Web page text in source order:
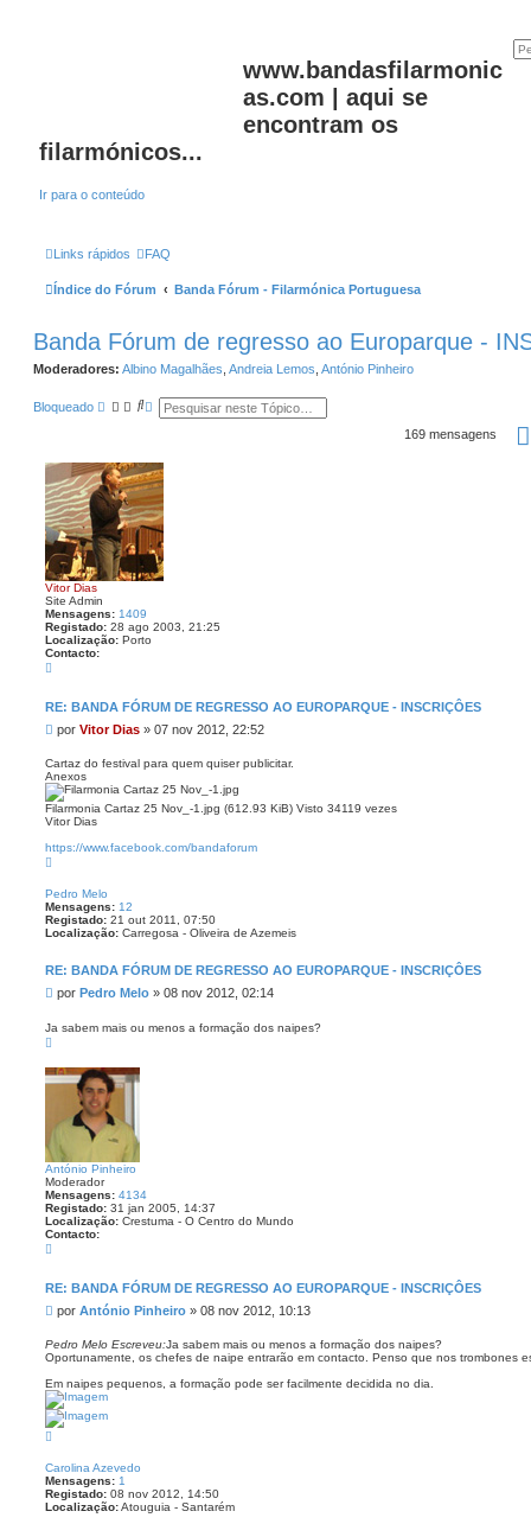
www.bandasfilarmonic
as.com | aqui se
encontram os
filarmónicos...
Ir para o conteúdo
Links rápidos FAQ
Índice do Fórum Banda Fórum - Filarmónica Portuguesa
Banda Fórum de regresso ao Europarque -
Moderadores: Albino Magalhães Andreia Lemos António Pinheiro
Bloqueado
P
u
i
s
a
r
P
u
i
s
a
a
v
a
n
ç
169 mensagens
Vitor Dias
Site Admin
Mensagens: 1409
Registado: 28 ago 2003, 21:25
Localização: Porto
Contacto:
t
c
V
i
t
o
r
i
RE: BANDA FÓRUM DE REGRESSO AO EUROPARQUE - INSCRIÇÔES
M
n
s
a
g
e
m
por Vitor Dias » 07 nov 2012, 22:52
Cartaz do festival para quem quiser publicitar.
Anexos
Filarmonia Cartaz 25 Nov_-1.jpg (612.93 KiB) Visto 34119 vezes
Vitor Dias
https://www.facebook.com/bandaforum
o
Pedro Melo
Mensagens: 12
Registado: 21 out 2011, 07:50
Localização: Carregosa - Oliveira de Azemeis
RE: BANDA FÓRUM DE REGRESSO AO EUROPARQUE - INSCRIÇÔES
M
n
g
por Pedro Melo » 08 nov 2012, 02:14
Ja sabem mais ou menos a formação dos naipes?
p
o
António Pinheiro
Moderador
Mensagens: 4134
Registado: 31 jan 2005, 14:37
Localização: Crestuma - O Centro do Mundo
Contacto:
t
c
A
n
ó
n
i
o
n
h
e
i
RE: BANDA FÓRUM DE REGRESSO AO EUROPARQUE - INSCRIÇÔES
M
n
s
g
e
m
por António Pinheiro » 08 nov 2012, 10:13
Pedro Melo Escreveu:Ja sabem mais ou menos a formação dos naipes?
Oportunamente, os chefes de naipe entrarão em contacto. Penso que nos trombones
Em naipes pequenos, a formação pode ser facilmente decidida no dia.
o
Carolina Azevedo
Mensagens: 1
Registado: 08 nov 2012, 14:50
Localização:Atouguia - Santarém